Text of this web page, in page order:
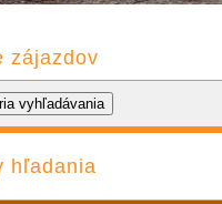
zájazdov
hľadania